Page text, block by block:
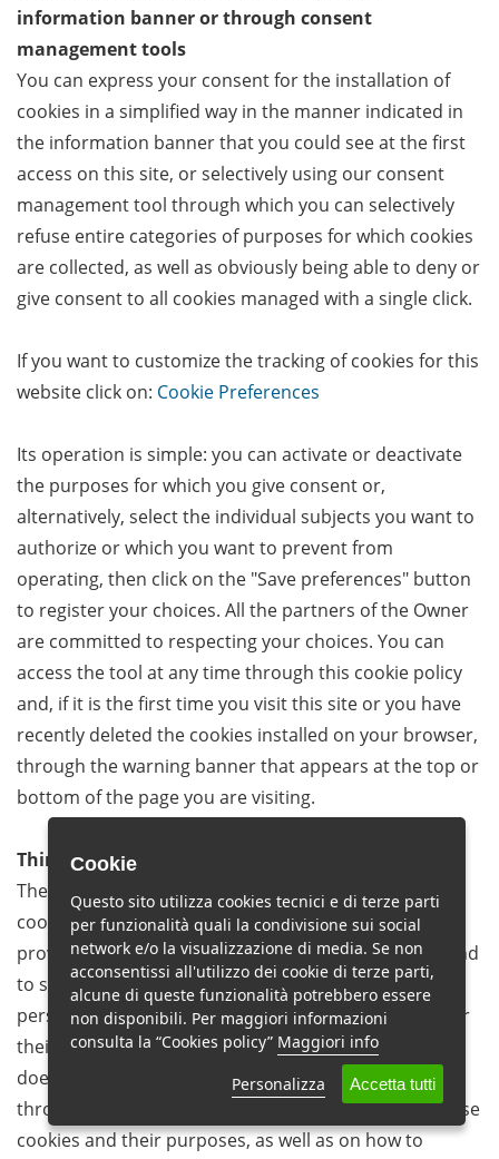
information banner or through consent
management tools
You can express your consent for the installation of
cookies in a simplified way in the manner indicated in
the information banner that you could see at the first
access on this site, or selectively using our consent
management tool through which you can selectively
refuse entire categories of purposes for which cookies
are collected, as well as obviously being able to deny or
give consent to all cookies managed with a single click.
If you want to customize the tracking of cookies for this
website click on: Cookie Preferences
Its operation is simple: you can activate or deactivate
the purposes for which you give consent or,
alternatively, select the individual subjects you want to
authorize or which you want to prevent from
operating, then click on the "Save preferences" button
to register your choices. All the partners of the Owner
are committed to respecting your choices. You can
access the tool at any time through this cookie policy
and, if it is the first time you visit this site or you have
recently deleted the cookies installed on your browser,
through the warning banner that appears at the top or
bottom of the page you are visiting.
Third party cookies
The site also acts as an intermediary for third-party
cookies (such as buttons for social networks), used to
provide additional services and features to visitors and
to simplify the use of the site, or to provide
personalized advertising. This site has no control over
their cookies entirely managed by third parties and
does not have access to the information collected
through these cookies. Information on the use of these
cookies and their purposes, as well as on how to
Cookie
Questo sito utilizza cookies tecnici e di terze parti
per funzionalità quali la condivisione sui social
network e/o la visualizzazione di media. Se non
acconsentissi all'utilizzo dei cookie di terze parti,
alcune di queste funzionalità potrebbero essere
non disponibili. Per maggiori informazioni
consulta la “Cookies policy” Maggiori info
Personalizza
Accetta tutti